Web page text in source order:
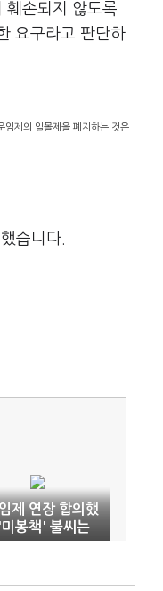
훼손되지 않도록
요구라고 판단하
임제의 일몰제을 폐지하는 것은
습니다.
제 연장 합의했
봉책' 불씨는